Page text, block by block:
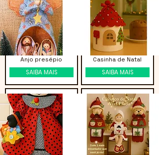
Anjo presépio
SAIBA MAIS
Casinha de Natal
SAIBA MAIS